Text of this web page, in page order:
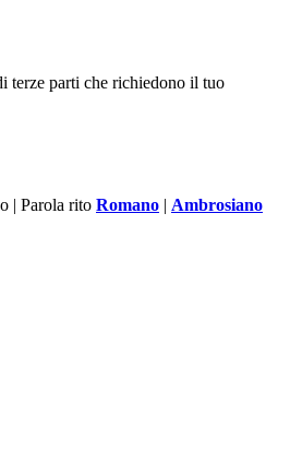
terze parti che richiedono il tuo
| Parola rito Romano | Ambrosiano